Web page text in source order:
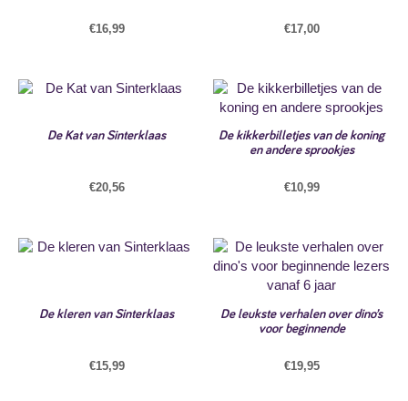
€16,99 €17,00
De Kat van Sinterklaas
€20,56
De kikkerbilletjes van de koning
en andere sprookjes
€10,99
De kleren van Sinterklaas
€15,99
De leukste verhalen over dino’s
voor beginnende
€19,95